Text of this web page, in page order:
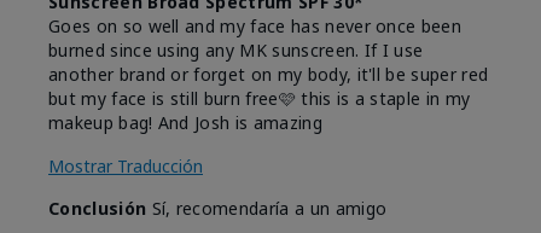
Goes on so well and my face has never once been
burned since using any MK sunscreen. If I use
another brand or forget on my body, it'll be super red
but my face is still burn free🩷 this is a staple in my
makeup bag! And Josh is amazing
Mostrar Traducción
Conclusión Sí, recomendaría a un amigo